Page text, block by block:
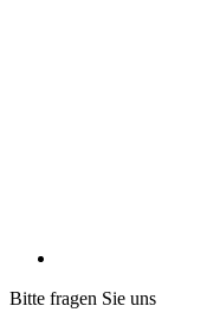
Bitte fragen Sie uns